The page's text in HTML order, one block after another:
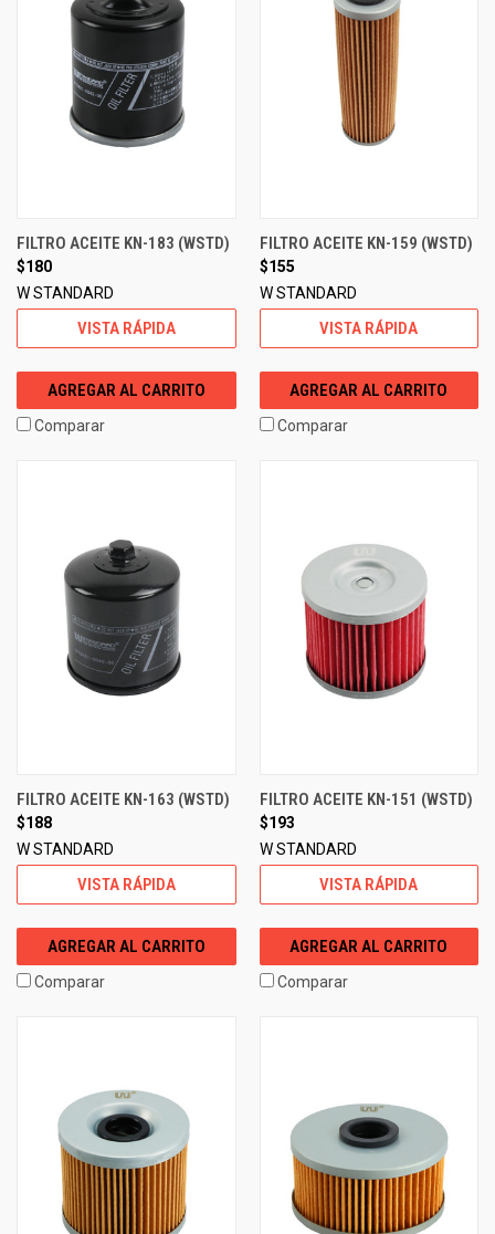
FILTRO ACEITE KN-183 (WSTD)
$180
W STANDARD
VISTA RÁPIDA
AGREGAR AL CARRITO
Comparar
FILTRO ACEITE KN-159 (WSTD)
$155
W STANDARD
VISTA RÁPIDA
AGREGAR AL CARRITO
Comparar
FILTRO ACEITE KN-163 (WSTD)
$188
W STANDARD
VISTA RÁPIDA
AGREGAR AL CARRITO
Comparar
FILTRO ACEITE KN-151 (WSTD)
$193
W STANDARD
VISTA RÁPIDA
AGREGAR AL CARRITO
Comparar